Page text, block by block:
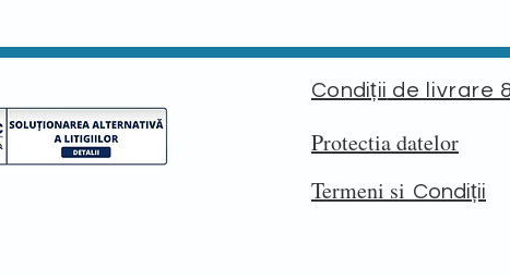
Condiții de livrare
Protectia datelor
Termeni si Condiții